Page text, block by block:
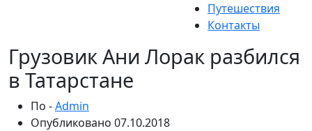
Путешествия
Контакты
Грузовик Ани Лорак разбился
в Татарстане
По -Admin
Опубликовано 07.10.2018